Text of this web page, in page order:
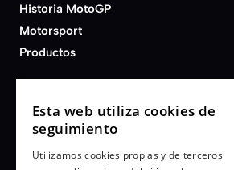
Historia MotoGP
Motorsport
Productos
Esta web utiliza cookies de
seguimiento
Utilizamos cookies propias y de terceros